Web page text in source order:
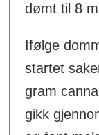
dømt til 8
Ifølge
startet
gram
gikk